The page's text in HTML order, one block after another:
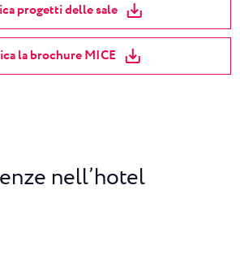
progetti delle sale
la brochure MICE
nell’hotel